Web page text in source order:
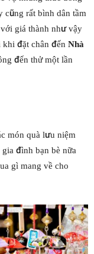
cũng rất bình dân tầm
giá thành như vậy
đặt chân đến Nhà
đến thử một lần
món quà lưu niệm
đình bạn bè nữa
gì mang về cho